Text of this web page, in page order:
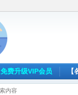
免费升级VIP会员 【